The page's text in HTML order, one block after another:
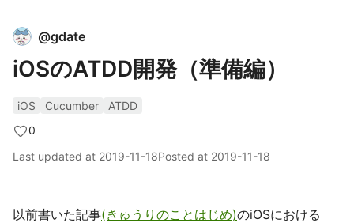
@gdate
iOSのATDD開発（準備編）
iOS Cucumber
ATDD
0
Last updated at 2019-11-18Posted at 2019-11-18
以前書いた記事(きゅうりのことはじめ)のiOSにおける